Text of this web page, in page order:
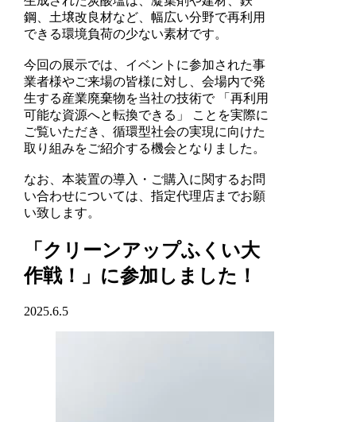
鋼、土壌改良材など、幅広い分野で再利用
できる環境負荷の少ない素材です。
今回の展示では、イベントに参加された事
業者様やご来場の皆様に対し、会場内で発
生する産業廃棄物を当社の技術で 「再利用
可能な資源へと転換できる」 ことを実際に
ご覧いただき、循環型社会の実現に向けた
取り組みをご紹介する機会となりました。
なお、本装置の導入・ご購入に関するお問
い合わせについては、指定代理店までお願
い致します。
「クリーンアップふくい大
作戦！」に参加しました！
2025.6.5